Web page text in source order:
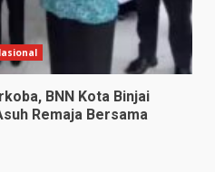
BNN Kota Binjai
Remaja Bersama